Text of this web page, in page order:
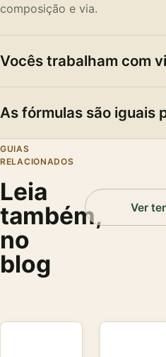
composição e via.
Vocês trabalham com
As fórmulas são iguais
GUIAS
RELACIONADOS
Leia
também,
no
blog
Ver